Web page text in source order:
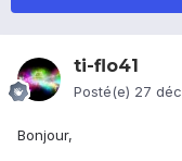
ti-flo41
Posté(e) 27
Bonjour,